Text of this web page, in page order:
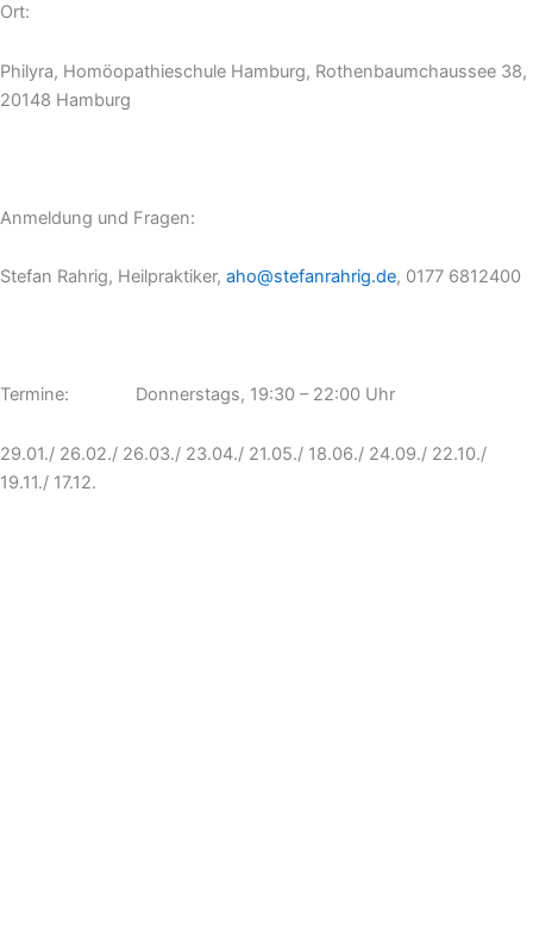
Ort:
Philyra, Homöopathieschule Hamburg, Rothenbaumchaussee 38,
20148 Hamburg
Anmeldung und Fragen:
Stefan Rahrig, Heilpraktiker, aho@stefanrahrig.de, 0177 6812400
Termine: Donnerstags, 19:30 – 22:00 Uhr
29.01./ 26.02./ 26.03./ 23.04./ 21.05./ 18.06./ 24.09./ 22.10./
19.11./ 17.12.